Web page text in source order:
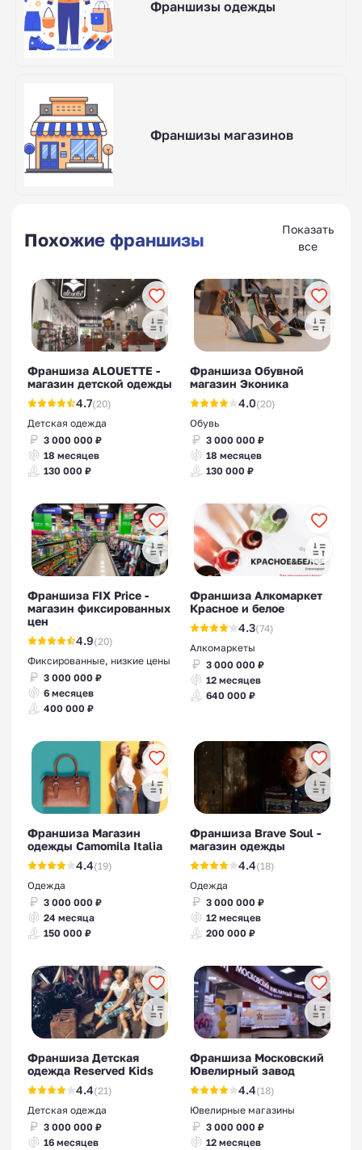
Франшизы одежды
Франшизы магазинов
Похожие франшизы
Показать
все
Франшиза ALOUETTE -
магазин детской одежды
4.7(20)
Детская одежда
3 000 000 ₽
18 месяцев
130 000 ₽
Франшиза Обувной
магазин Эконика
4.0(20)
Обувь
3 000 000 ₽
18 месяцев
130 000 ₽
Франшиза FIX Price -
магазин фиксированных
цен
4.9(20)
Фиксированные, низкие цены
3 000 000 ₽
6 месяцев
400 000 ₽
Франшиза Алкомаркет
Красное и белое
4.3(74)
Алкомаркеты
3 000 000 ₽
12 месяцев
640 000 ₽
Франшиза Магазин
одежды Camomila Italia
4.4(19)
Одежда
3 000 000 ₽
24 месяца
150 000 ₽
Франшиза Brave Soul -
магазин одежды
4.4(18)
Одежда
3 000 000 ₽
12 месяцев
200 000 ₽
Франшиза Детская
одежда Reserved Kids
4.4(21)
Детская одежда
3 000 000 ₽
16 месяцев
Франшиза Московский
Ювелирный завод
4.4(18)
Ювелирные магазины
3 000 000 ₽
12 месяцев